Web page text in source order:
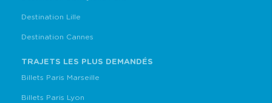
Destination Lille
Destination Cannes
TRAJETS LES PLUS DEMANDÉS
Billets Paris Marseille
Billets Paris Lyon